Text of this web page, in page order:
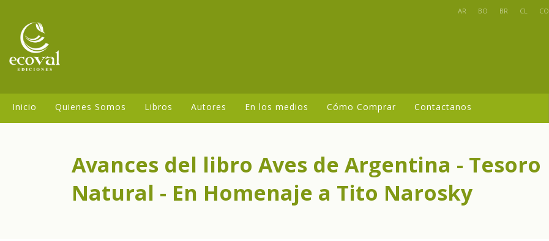
AR BO BR CL CO
Inicio Quienes Somos Libros Autores En los medios Cómo Comprar Contactanos
Avances del libro Aves de Argentina - Tesoro
Natural - En Homenaje a Tito Narosky